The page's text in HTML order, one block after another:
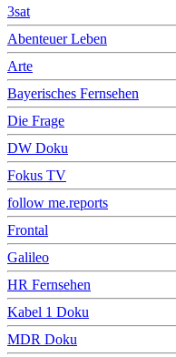
3sat
Abenteuer Leben
Arte
Bayerisches Fernsehen
Die Frage
DW Doku
Fokus TV
follow me.reports
Frontal
Galileo
HR Fernsehen
Kabel 1 Doku
MDR Doku